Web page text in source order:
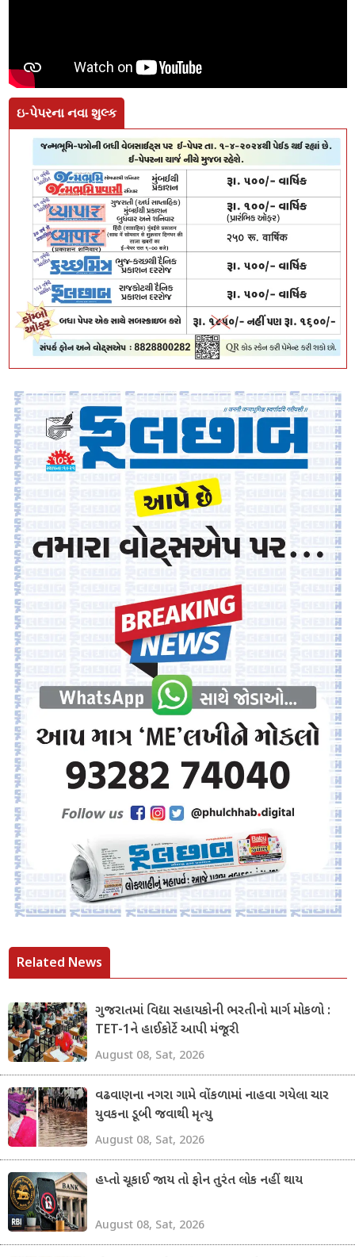
ઇ-પેપરના નવા શુલ્ક
Related News
ગુજરાતમાં વિદ્યા સહાયકોની ભરતીનો માર્ગ મોકળો :
TET-1ને હાઈકોર્ટે આપી મંજૂરી
August 08, Sat, 2026
વઢવાણના નગરા ગામે વોંકળામાં નાહવા ગયેલા ચાર
યુવકના ડૂબી જવાથી મૃત્યુ
August 08, Sat, 2026
હપ્તો ચૂકાઈ જાય તો ફોન તુરંત લોક નહીં થાય
August 08, Sat, 2026